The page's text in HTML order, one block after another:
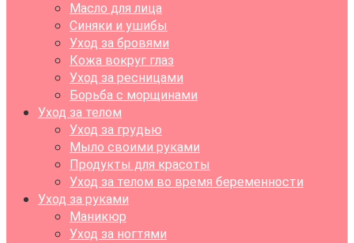
Масло для лица
Синяки и ушибы
Уход за бровями
Кожа вокруг глаз
Уход за ресницами
Борьба с морщинами
Уход за телом
Уход за грудью
Мыло своими руками
Продукты для красоты
Уход за телом во время беременности
Уход за руками
Маникюр
Уход за ногтями